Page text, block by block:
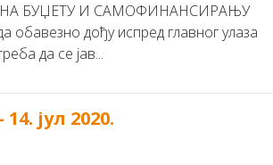
НА БУЏЕТУ И САМОФИНАНСИРАЊУ
обавезно дођу испред главног улаза
да се јав...
јул 2020.